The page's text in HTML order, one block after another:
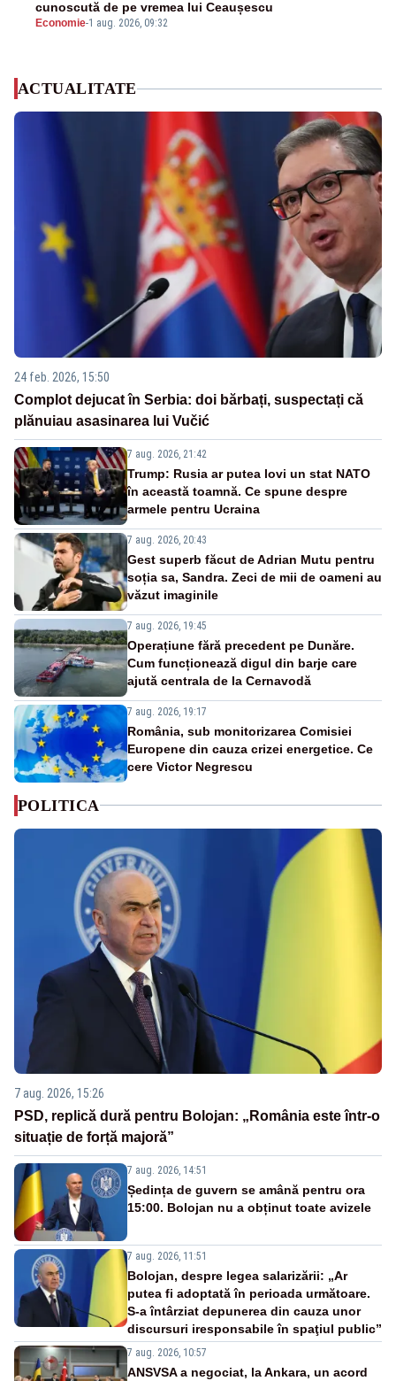
Economie-1 aug. 2026, 09:32
cunoscută de pe vremea lui Ceaușescu
ACTUALITATE
24 feb. 2026, 15:50
Complot dejucat în Serbia: doi bărbați, suspectați că
plănuiau asasinarea lui Vučić
7 aug. 2026, 21:42
Trump: Rusia ar putea lovi un stat NATO
în această toamnă. Ce spune despre
armele pentru Ucraina
7 aug. 2026, 20:43
Gest superb făcut de Adrian Mutu pentru
soția sa, Sandra. Zeci de mii de oameni au
văzut imaginile
7 aug. 2026, 19:45
Operațiune fără precedent pe Dunăre.
Cum funcționează digul din barje care
ajută centrala de la Cernavodă
7 aug. 2026, 19:17
România, sub monitorizarea Comisiei
Europene din cauza crizei energetice. Ce
cere Victor Negrescu
POLITICA
7 aug. 2026, 15:26
PSD, replică dură pentru Bolojan: „România este într-o
situație de forță majoră”
7 aug. 2026, 14:51
Ședința de guvern se amână pentru ora
15:00. Bolojan nu a obținut toate avizele
7 aug. 2026, 11:51
Bolojan, despre legea salarizării: „Ar
putea fi adoptată în perioada următoare.
S-a întârziat depunerea din cauza unor
discursuri iresponsabile în spaţiul public”
7 aug. 2026, 10:57
ANSVSA a negociat, la Ankara, un acord